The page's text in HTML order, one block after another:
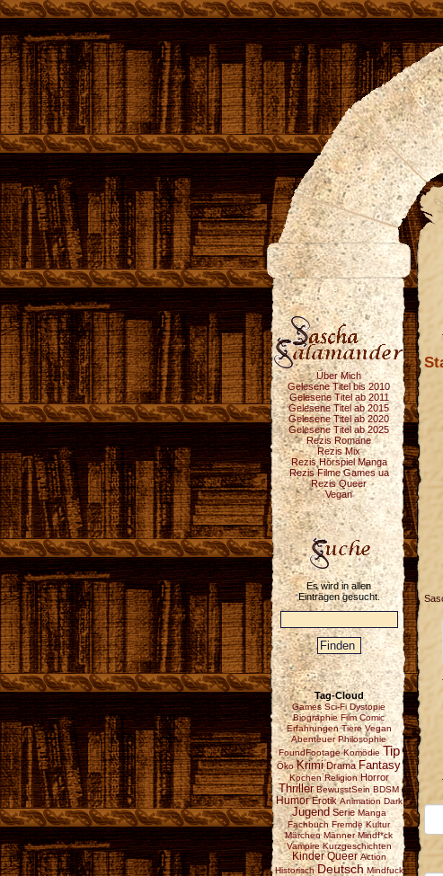
Über Mich
Gelesene Titel bis 2010
Gelesene Titel ab 2011
Gelesene Titel ab 2015
Gelesene Titel ab 2020
Gelesene Titel ab 2025
Rezis Romane
Rezis Mix
Rezis Hörspiel Manga
Rezis Filme Games ua
Rezis Queer
Vegan
Es wird in allen
Einträgen gesucht.
Tag-Cloud
Games Sci-Fi Dystopie
Biographie Film Comic
Erfahrungen Tiere Vegan
Abenteuer Philosophie
FoundFootage Komödie Tip
Öko Krimi Drama Fantasy
Kochen Religion Horror
Thriller BewusstSein BDSM
Humor Erotik Animation Dark
Jugend Serie Manga
Fachbuch Fremde Kultur
Märchen Männer Mindf*ck
Vampire Kurzgeschichten
Kinder Queer Action
Historisch Deutsch Mindfuck